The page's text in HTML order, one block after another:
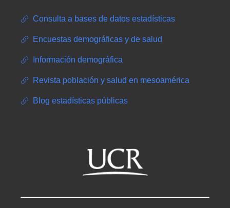
Consulta a bases de datos estadísticas
Encuestas demográficas y de salud
Información demográfica
Revista población y salud en mesoamérica
Blog estadísticas públicas